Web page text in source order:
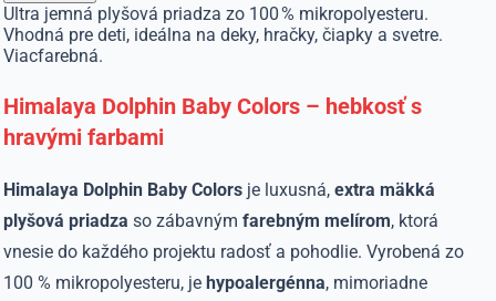
Ultra jemná plyšová priadza zo 100 % mikropolyesteru.
Vhodná pre deti, ideálna na deky, hračky, čiapky a svetre.
Viacfarebná.
Himalaya Dolphin Baby Colors – hebkosť s
hravými farbami
Himalaya Dolphin Baby Colors je luxusná,extra mäkká
plyšová priadza so zábavnýmfarebným melírom, ktorá
vnesie do každého projektu radosť a pohodlie. Vyrobená zo
100 % mikropolyesteru, jehypoalergénna, mimoriadne